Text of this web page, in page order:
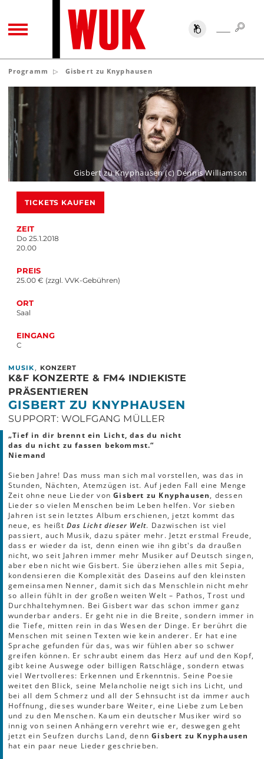
TOGGLE NAVIGATION SUCHE
Programm Gisbert zu Knyphausen
TICKETS KAUFEN
ZEIT
Do 25.1.2018
20.00
PREIS
25.00 € (zzgl. VVK-Gebühren)
ORT
Saal
EINGANG
C
Gisbert zu Knyphausen (c) Dennis Williamson
MUSIK , KONZERT
K&F KONZERTE & FM4 INDIEKISTE
PRÄSENTIEREN
GISBERT ZU KNYPHAUSEN
SUPPORT: WOLFGANG MÜLLER
„Tief in dir brennt ein Licht, das du nicht
das du nicht zu fassen bekommst.“
Niemand
Sieben Jahre! Das muss man sich mal vorstellen, was das in
Stunden, Nächten, Atemzügen ist. Auf jeden Fall eine Menge
Zeit ohne neue Lieder vonGisbert zu Knyphausen, dessen
Lieder so vielen Menschen beim Leben helfen. Vor sieben
Jahren ist sein letztes Album erschienen, jetzt kommt das
neue, es heißt Das Licht dieser Welt. Dazwischen ist viel
passiert, auch Musik, dazu später mehr. Jetzt erstmal Freude,
dass er wieder da ist, denn einen wie ihn gibt's da draußen
nicht, wo seit Jahren immer mehr Musiker auf Deutsch singen,
aber eben nicht wie Gisbert. Sie überziehen alles mit Sepia,
kondensieren die Komplexität des Daseins auf den kleinsten
gemeinsamen Nenner, damit sich das Menschlein nicht mehr
so allein fühlt in der großen weiten Welt – Pathos, Trost und
Durchhaltehymnen. Bei Gisbert war das schon immer ganz
wunderbar anders. Er geht nie in die Breite, sondern immer in
die Tiefe, mitten rein in das Wesen der Dinge. Er berührt die
Menschen mit seinen Texten wie kein anderer. Er hat eine
Sprache gefunden für das, was wir fühlen aber so schwer
greifen können. Er schraubt einem das Herz auf und den Kopf,
gibt keine Auswege oder billigen Ratschläge, sondern etwas
viel Wertvolleres: Erkennen und Erkenntnis. Seine Poesie
weitet den Blick, seine Melancholie neigt sich ins Licht, und
bei all dem Schmerz und all der Sehnsucht ist da immer auch
Hoffnung, dieses wunderbare Weiter, eine Liebe zum Leben
und zu den Menschen. Kaum ein deutscher Musiker wird so
innig von seinen Anhängern verehrt wie er, deswegen geht
jetzt ein Seufzen durchs Land, dennGisbert zu Knyphausen
hat ein paar neue Lieder geschrieben.